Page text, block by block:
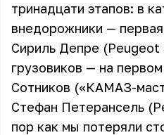
тринадцати этапов: в
внедорожники —
Сириль Депре (Peugeot
грузовиков — на
Сотников («КАМАЗ-
Стефан Петерансель
пор как мы потеряли